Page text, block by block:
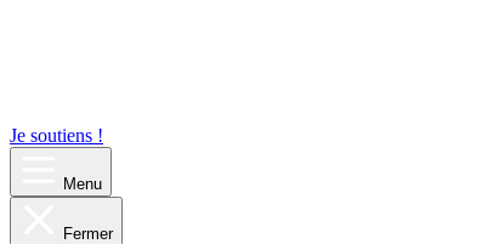
Je soutiens !
Menu
Fermer